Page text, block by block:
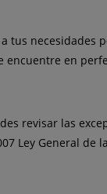
tus necesidades
en
revisar las
Ley General de